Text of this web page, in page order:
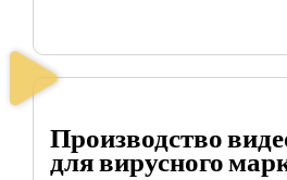
Производство
для вирусного